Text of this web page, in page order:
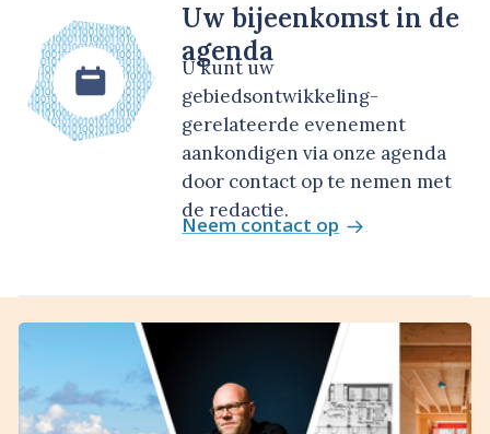
Uw bijeenkomst in de
agenda
U kunt uw
gebiedsontwikkeling-
gerelateerde evenement
aankondigen via onze agenda
door contact op te nemen met
de redactie.
Neem contact op